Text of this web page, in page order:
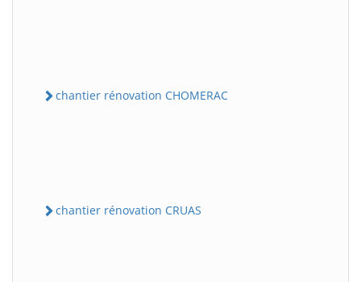
chantier rénovation CHOMERAC
chantier rénovation CRUAS